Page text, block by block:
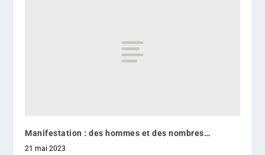
Manifestation : des hommes et des nombres…
21 mai 2023